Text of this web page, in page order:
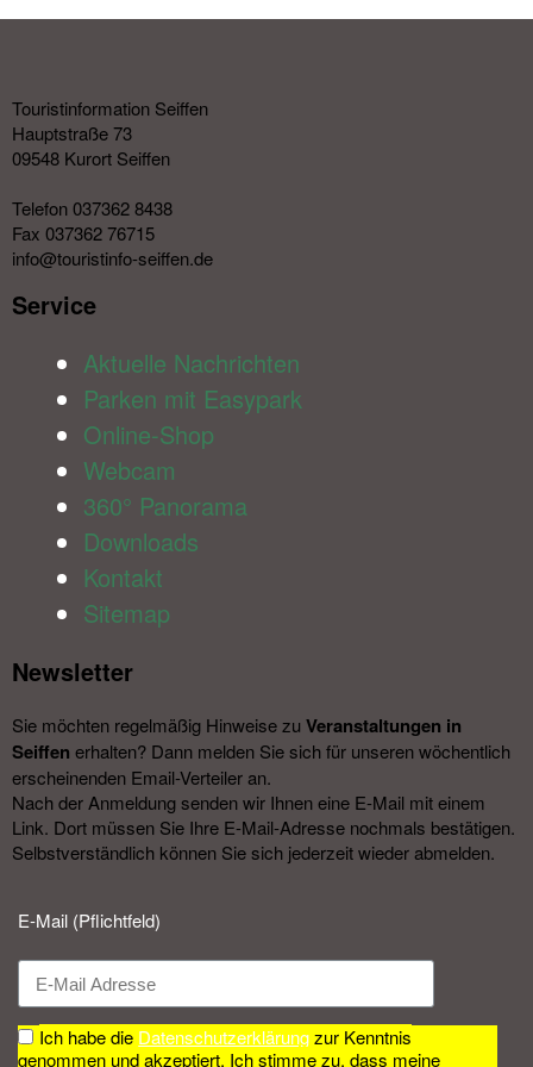
Touristinformation Seiffen
Hauptstraße 73
09548 Kurort Seiffen
Telefon 037362 8438
Fax 037362 76715
info@touristinfo-seiffen.de
Service​
Aktuelle Nachrichten
Parken mit Easypark
Online-Shop
Webcam
360° Panorama
Downloads
Kontakt
Sitemap
Newsletter​
Sie möchten regelmäßig Hinweise zu Veranstal­tungen in
Seiffen erhalten? Dann melden Sie sich für unseren wöchentlich
erscheinenden Email-Verteiler an.
Nach der Anmeldung senden wir Ihnen eine E-Mail mit einem
Link. Dort müssen Sie Ihre E-Mail-Adresse nochmals bestätigen.
Selbstverständlich können Sie sich jederzeit wieder abmelden.​
E-Mail (Pflichtfeld)
Ich habe die Datenschutzerklärungzur Kenntnis
genommen und akzeptiert. Ich stimme zu, dass meine